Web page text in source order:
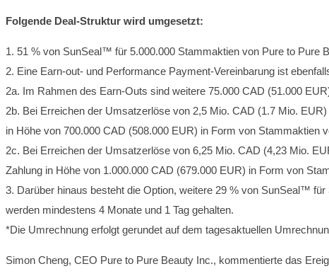
Folgende Deal-Struktur wird umgesetzt:
1. 51 % von SunSeal™ für 5.000.000 Stammaktien von Pure to Pure
2. Eine Earn-out- und Performance Payment-Vereinbarung ist
2a. Im Rahmen des Earn-Outs sind weitere 75.000 CAD (51.000
2b. Bei Erreichen der Umsatzerlöse von 2,5 Mio. CAD (1.7 Mio.
in Höhe von 700.000 CAD (508.000 EUR) in Form von Stammaktien
2c. Bei Erreichen der Umsatzerlöse von 6,25 Mio. CAD (4,23 Mio.
Zahlung in Höhe von 1.000.000 CAD (679.000 EUR) in Form von
3. Darüber hinaus besteht die Option, weitere 29 % von SunSeal™
werden mindestens 4 Monate und 1 Tag gehalten.
*Die Umrechnung erfolgt gerundet auf dem tagesaktuellen
Simon Cheng, CEO Pure to Pure Beauty Inc., kommentierte das